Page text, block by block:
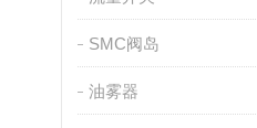
SMC阀岛
油雾器